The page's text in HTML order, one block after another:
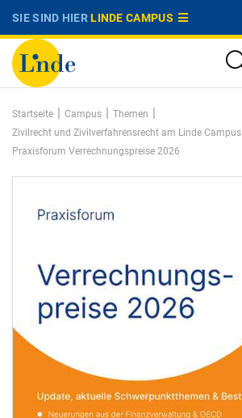
SIE SIND HIERLINDE CAMPUS
Startseite | Campus | Themen |
Zivilrecht und Zivilverfahrensrecht am Linde Campus
Praxisforum Verrechnungspreise 2026